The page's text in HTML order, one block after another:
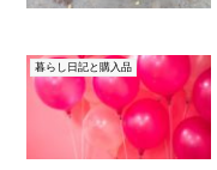
暮らし日記と購入品